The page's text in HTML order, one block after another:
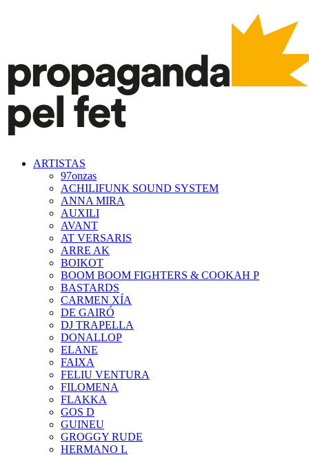
ARTISTAS
97onzas
ACHILIFUNK SOUND SYSTEM
ANNA MIRA
AUXILI
AVANT
AT VERSARIS
ARRE AK
BOIKOT
BOOM BOOM FIGHTERS & COOKAH P
BASTARDS
CARMEN XÍA
DE GAIRÓ
DJ TRAPELLA
DONALLOP
ELANE
FAIXA
FELIU VENTURA
FILOMENA
FLAKKA
GOS D
GUINEU
GROGGY RUDE
HERMANO L